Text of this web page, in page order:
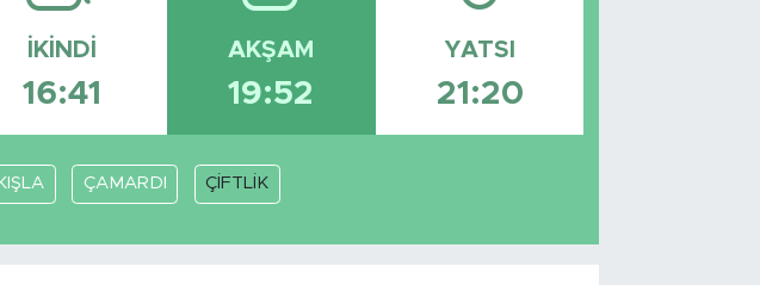
İKINDI
16:41
AKŞAM
19:52
YATSI
21:20
ÇAMARDI ÇİFTLİK